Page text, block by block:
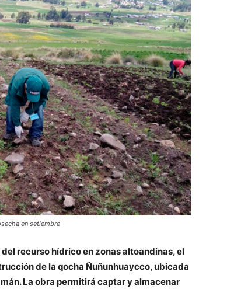
en setiembre
recurso hídrico en zonas altoandinas, el
de la qocha Ñuñunhuaycco, ubicada
La obra permitirá captar y almacenar